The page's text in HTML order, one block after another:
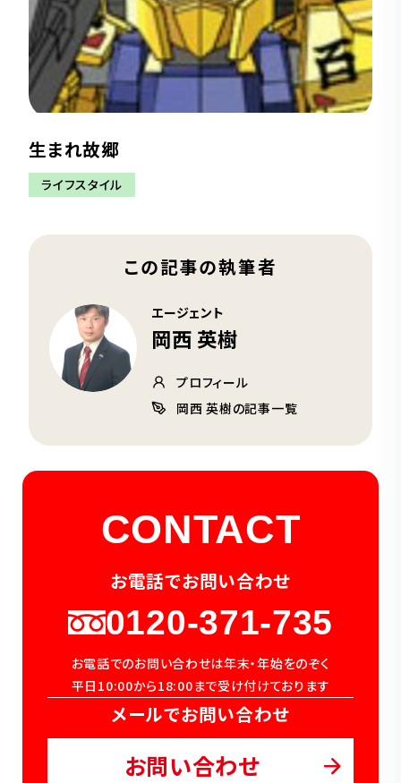
生まれ故郷
ライフスタイル
この記事の執筆者
エージェント
岡西 英樹
プロフィール
岡西 英樹の記事一覧
CONTACT
お電話でお問い合わせ
0120-371-735
お電話でのお問い合わせは年末・年始をのぞく
平日10:00から18:00まで受け付けております
メールでお問い合わせ
お問い合わせ